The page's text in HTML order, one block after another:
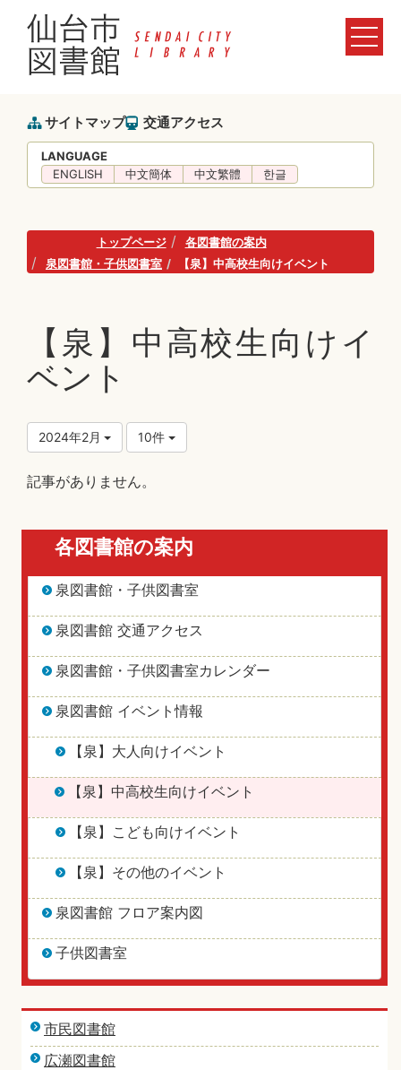
サイトマップ 交通アクセス
LANGUAGE
ENGLISH
中文簡体 中文繁體 한글
トップページ
各図書館の案内
泉図書館・子供図書室
【泉】中高校生向けイベント
【泉】中高校生向けイ
ベント
2024年2月 10件
記事がありません。
各図書館の案内
泉図書館・子供図書室
泉図書館 交通アクセス
泉図書館・子供図書室カレンダー
泉図書館 イベント情報
【泉】大人向けイベント
【泉】中高校生向けイベント
【泉】こども向けイベント
【泉】その他のイベント
泉図書館 フロア案内図
子供図書室
市民図書館
広瀬図書館